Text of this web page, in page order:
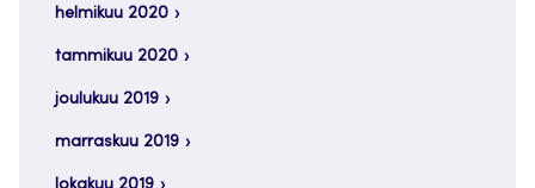
helmikuu 2020
tammikuu 2020
joulukuu 2019
marraskuu 2019